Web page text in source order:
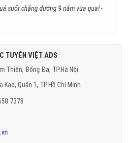
suốt chặng đường 9 năm vừa qua! -
TUYẾN VIỆT ADS
Thiên, Đống Đa, TP.Hà Nội
Quận 1, TP.Hồ Chí Minh
7378